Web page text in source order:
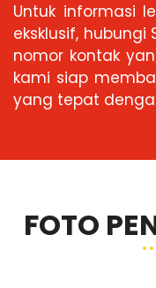
Untuk informasi
eksklusif, hubungi
nomor kontak
kami siap
yang tepat
FOTO